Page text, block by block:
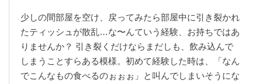
少しの間部屋を空け、戻ってみたら部屋中に引き裂かれ
たティッシュが散乱…な〜んていう経験、お持ちではあ
りませんか？ 引き裂くだけならまだしも、飲み込んで
しまうことすらある模様。初めて経験した時は、「なん
でこんなもの食べるのぉぉぉ」と叫んでしまいそうにな